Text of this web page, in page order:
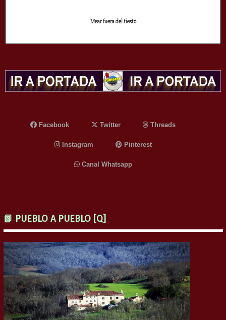
Mear fuera del tiesto
Facebook Twitter Threads
Instagram Pinterest
Canal Whatsapp
📗 PUEBLO A PUEBLO [Q]